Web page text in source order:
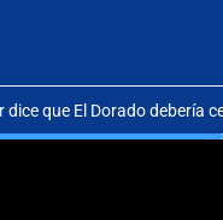
dice que El Dorado debería